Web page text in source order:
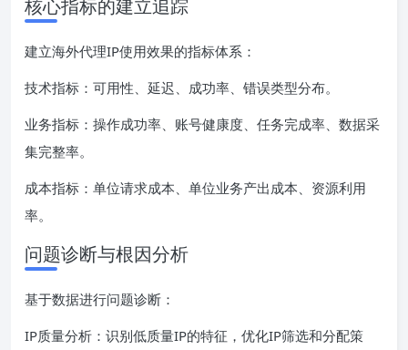
核心指标的建立追踪
建立海外代理IP使用效果的指标体系：
技术指标：可用性、延迟、成功率、错误类型分布。
业务指标：操作成功率、账号健康度、任务完成率、数据采
集完整率。
成本指标：单位请求成本、单位业务产出成本、资源利用
率。
问题诊断与根因分析
基于数据进行问题诊断：
IP质量分析：识别低质量IP的特征，优化IP筛选和分配策